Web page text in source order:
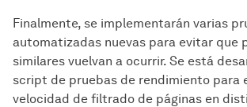
Finalmente, se implementarán varias
automatizadas nuevas para evitar que
similares vuelvan a ocurrir. Se está
script de pruebas de rendimiento para
velocidad de filtrado de páginas en